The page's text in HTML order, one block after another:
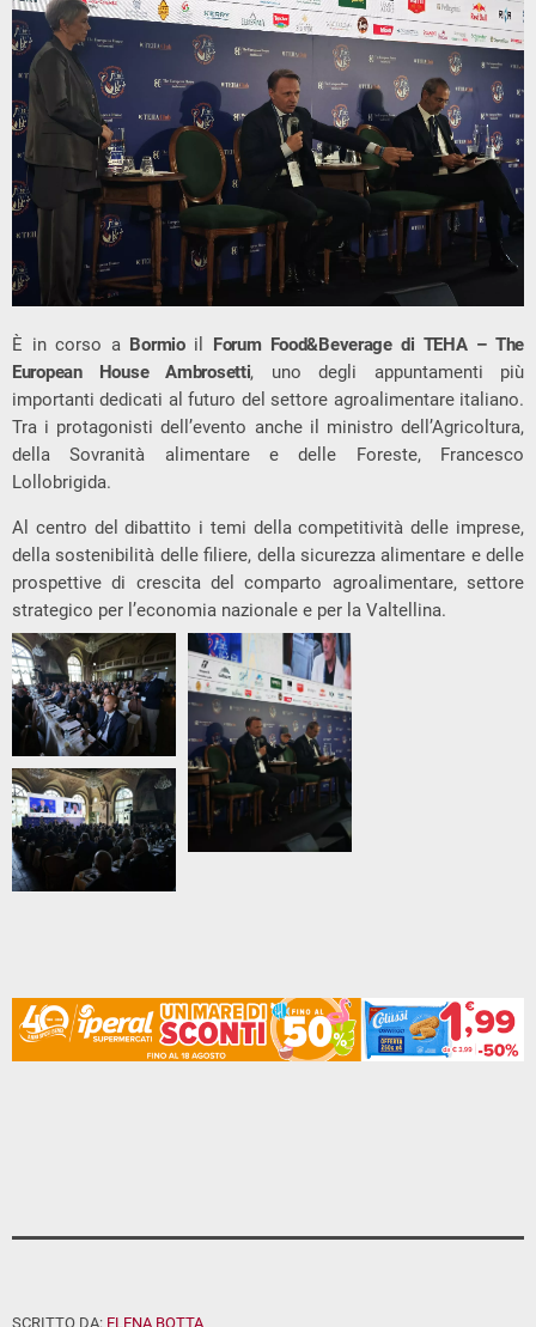
È in corso a Bormioil
Forum Food&Beverage di TEHA – The
European House Ambrosetti, uno degli appuntamenti più
importanti dedicati al futuro del settore agroalimentare italiano.
Tra i protagonisti dell’evento anche il ministro dell’Agricoltura,
della Sovranità alimentare e delle Foreste,
Francesco
Lollobrigida.
Al centro del dibattito i temi della competitività delle imprese,
della sostenibilità delle filiere, della sicurezza alimentare e delle
prospettive di crescita del comparto agroalimentare, settore
strategico per l’economia nazionale e per la Valtellina.
SCRITTO DA: ELENA BOTTA